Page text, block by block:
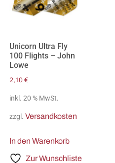
Unicorn Ultra Fly
100 Flights – John
Lowe
2,10 €
inkl. 20 % MwSt.
zzgl. Versandkosten
In den Warenkorb
Zur Wunschliste